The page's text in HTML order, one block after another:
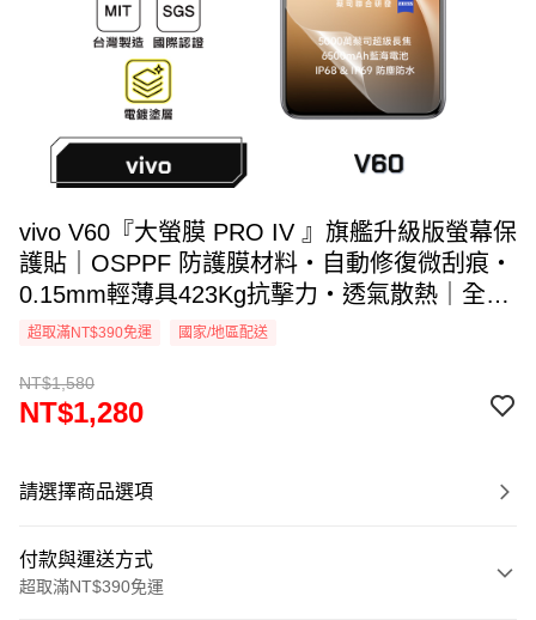
vivo V60『大螢膜 PRO IV 』旗艦升級版螢幕保
護貼｜OSPPF 防護膜材料・自動修復微刮痕・
0.15mm輕薄具423Kg抗擊力・透氣散熱｜全新
膜面鍍層裸機觸感. DIY貼合專利 ｜MIT台灣製
超取滿NT$390免運 國家/地區配送
NT$1,580
NT$1,280
請選擇商品選項
付款與運送方式
超取滿NT$390免運